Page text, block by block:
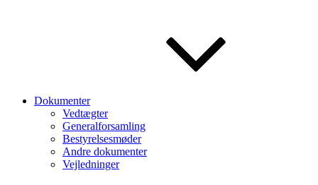
Dokumenter
Vedtægter
Generalforsamling
Bestyrelsesmøder
Andre dokumenter
Vejledninger